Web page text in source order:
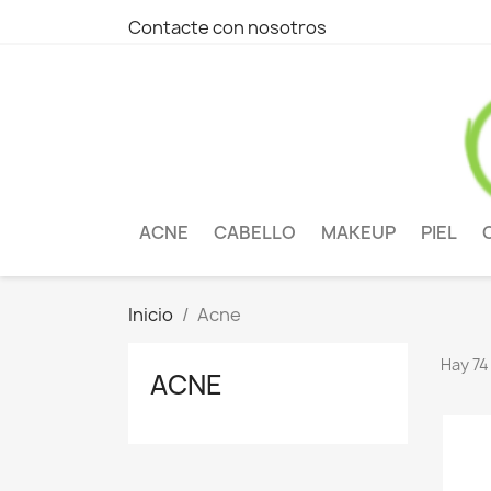
Contacte con nosotros
ACNE CABELLO MAKEUP PIEL
Inicio Acne
ACNE
Hay